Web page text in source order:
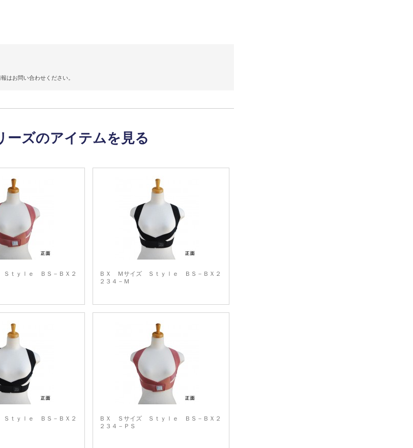
はお問い合わせください。
ーズのアイテムを見る
ｔｙｌｅ ＢＳ－ＢＸ２
ＢＸ Ｍサイズ Ｓｔｙｌｅ ＢＳ－ＢＸ２
２３４－Ｍ
ｔｙｌｅ ＢＳ－ＢＸ２
ＢＸ Ｓサイズ Ｓｔｙｌｅ ＢＳ－ＢＸ２
２３４－ＰＳ